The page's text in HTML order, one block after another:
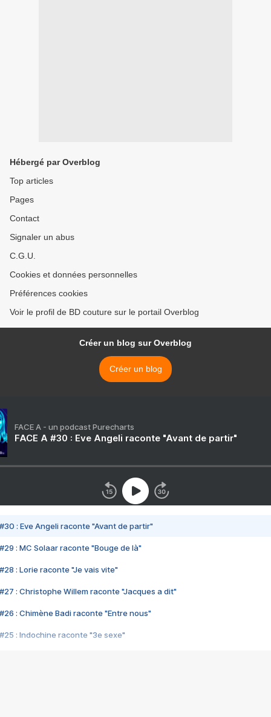
Hébergé par Overblog
Top articles
Pages
Contact
Signaler un abus
C.G.U.
Cookies et données personnelles
Préférences cookies
Voir le profil de BD couture sur le portail Overblog
Créer un blog sur Overblog
Créer un blog
FACE A - un podcast Purecharts
FACE A #30 : Eve Angeli raconte "Avant de partir"
#30 : Eve Angeli raconte "Avant de partir"
#29 : MC Solaar raconte "Bouge de là"
#28 : Lorie raconte "Je vais vite"
#27 : Christophe Willem raconte "Jacques a dit"
#26 : Chimène Badi raconte "Entre nous"
#25 : Indochine raconte "3e sexe"